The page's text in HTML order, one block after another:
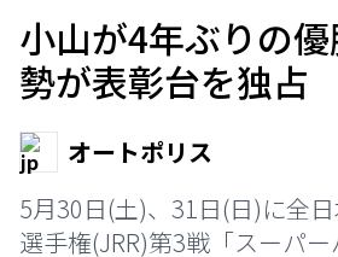
小山が4年ぶりの
勢が表彰台を独占
オートポリス
5月30日(土)、31日(日)に全
選手権(JRR)第3戦「スーパ